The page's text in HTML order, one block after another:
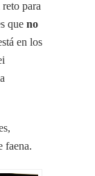
para
que no
en los
faena.